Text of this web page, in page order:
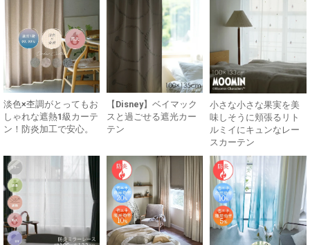
淡色×杢調がとってもお
しゃれな遮熱1級カーテ
ン！防炎加工で安心。
【Disney】ベイマック
スと過ごせる遮光カー
テン
小さな小さな果実を美
味しそうに頬張るリト
ルミイにキュンなレー
スカーテン